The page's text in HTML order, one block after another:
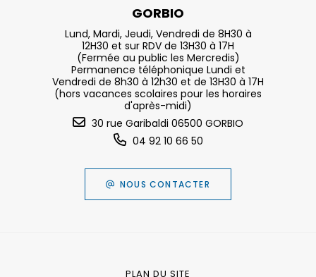
GORBIO
Lund, Mardi, Jeudi, Vendredi de 8H30 à
12H30 et sur RDV de 13H30 à 17H
(Fermée au public les Mercredis)
Permanence téléphonique Lundi et
Vendredi de 8h30 à 12h30 et de 13H30 à 17H
(hors vacances scolaires pour les horaires
d'après-midi)
30 rue Garibaldi 06500 GORBIO
04 92 10 66 50
NOUS CONTACTER
PLAN DU SITE